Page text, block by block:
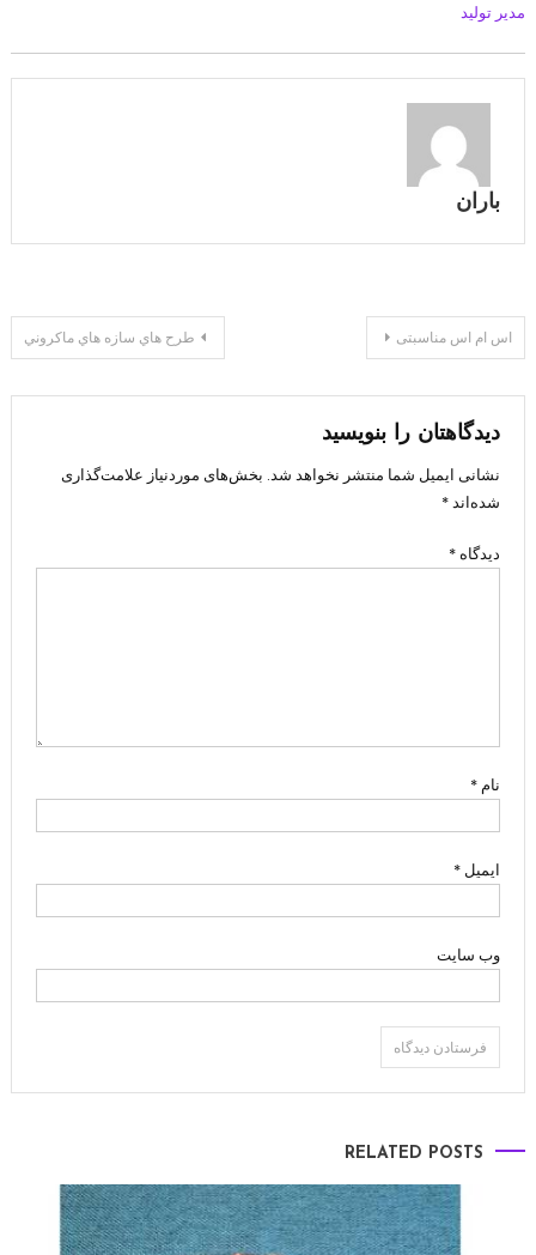
مدیر تولید
باران
راهبری
نوشته
طرح هاي سازه هاي ماكروني اس ام اس مناسبتی
دیدگاهتان را بنویسید
نشانی ایمیل شما منتشر نخواهد شد. بخش‌های موردنیاز علامت‌گذاری
شده‌اند*
دیدگاه *
نام*
ایمیل *
وب‌ سایت
RELATED POSTS